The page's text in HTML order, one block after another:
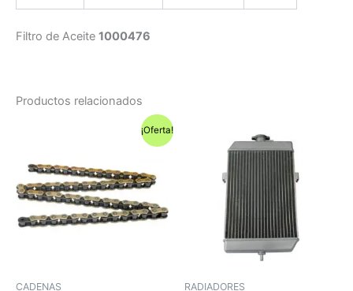
Filtro de Aceite 1000476
Productos relacionados
¡Oferta!
CADENAS RADIADORES